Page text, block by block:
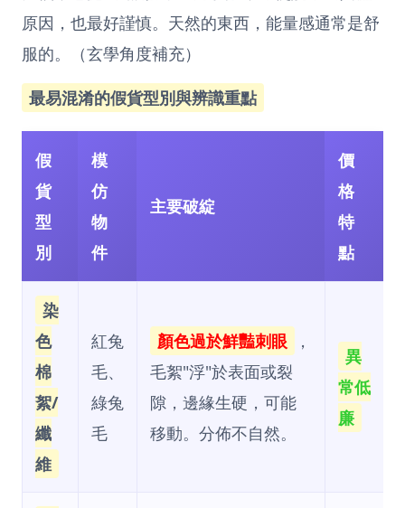
原因，也最好謹慎。天然的東西，能量感通常是舒
服的。（玄學角度補充）
最易混淆的假貨型別與辨識重點
假
貨
型
別
模
仿
物
件
主要破綻
價
格
特
點
染
色
棉
絮/
纖
維
紅兔
毛、
綠兔
毛
顏色過於鮮豔刺眼
，
毛絮"浮"於表面或裂
隙，邊緣生硬，可能
移動。分佈不自然。
異
常低
廉